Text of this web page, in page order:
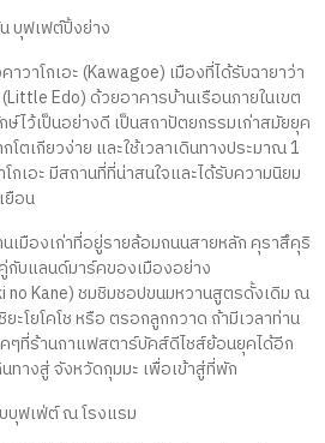
บุฟเฟต์ปิ้งย่าง
าวาโกเอะ (Kawagoe) เมืองที่ได้รับฉายาว่า
(Little Edo) ด้วยอาคารบ้านเรือนภายในเขต
ษ์ไว้เป็นอย่างดี เป็นสถาปัตยกรรมเก่าสมัยยุค
โตเกียวง่าย และใช้เวลาเดินทางประมาณ 1
กเอะ มีสถานที่ที่น่าสนใจและได้รับความนิยม
ยือน
นเมืองเก่าที่อยู่รายล้อมถนนสายหลัก คุราสึคุริ
กับแลนด์มาร์คของเมืองอย่าง
no Kane) ชมชิมชอปขนมหวานสูตรดั้งเดิม ณ
ะโยโคโช หรือ ตรอกลูกกวาด ถ้ามีเวลาท่าน
ๆที่ร้านกาแฟสตาร์บัคส์ดีไชส์ย้อนยุคได้อีก
ทางสู่ จังหวัดกุมมะ เพื่อเข้าสู่ที่พัก
บุฟเฟ่ต์ ณ โรงแรม